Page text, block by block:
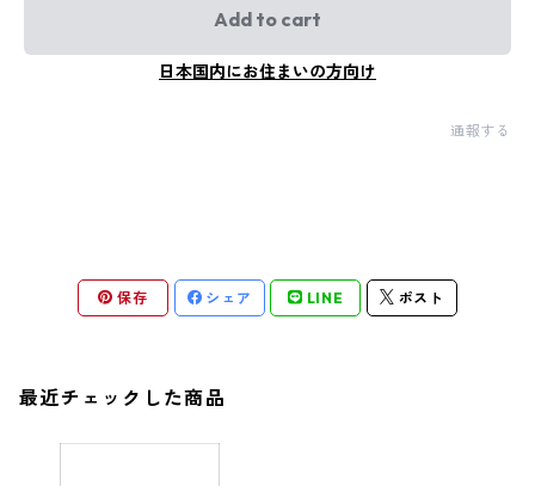
Add to cart
日本国内にお住まいの方向け
通報する
保存 シェア LINE ポスト
最近チェックした商品